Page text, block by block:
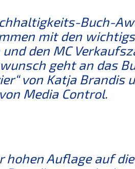
Buch-
mit den
den MC
geht an das
von Katja Brandis
Media Control.
hohen Auflage auf